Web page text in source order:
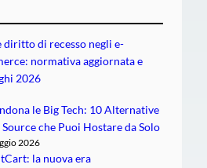
diritto di recesso negli e-
normativa aggiornata e
2026
le Big Tech: 10 Alternative
che Puoi Hostare da Solo
2026
la nuova era